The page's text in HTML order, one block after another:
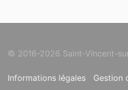
© 2016-2026 Saint-Vincent-
Informations légales Gestion